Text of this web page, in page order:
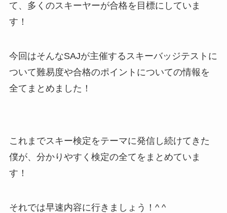
て、多くのスキーヤーが合格を目標にしていま
す！
今回はそんなSAJが主催するスキーバッジテストに
ついて難易度や合格のポイントについての情報を
全てまとめました！
これまでスキー検定をテーマに発信し続けてきた
僕が、分かりやすく検定の全てをまとめていま
す！
それでは早速内容に行きましょう！^ ^